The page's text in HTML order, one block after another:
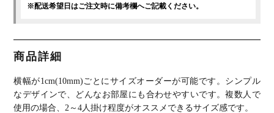
商品詳細
横幅が1cm(10mm)ごとにサイズオーダーが可能です。 シンプル
なデザインで、どんなお部屋にも合わせやすいです。複数人で
使用の場合、2～4人掛け程度がオススメできるサイズ感です。
※配送希望日はご注文時に備考欄へご記載ください。